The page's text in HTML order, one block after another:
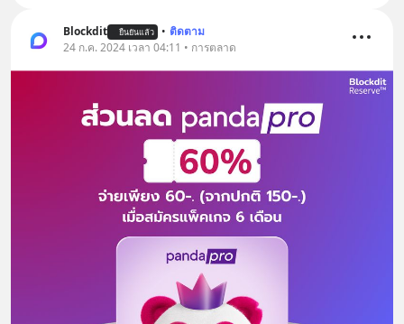
Blockdit ยืนยันแล้ว • ติดตาม
24 ก.ค. 2024 เวลา 04:11 • การตลาด